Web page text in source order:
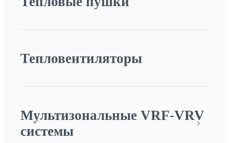
Тепловентиляторы
Мультизональные VRF-VRV
системы